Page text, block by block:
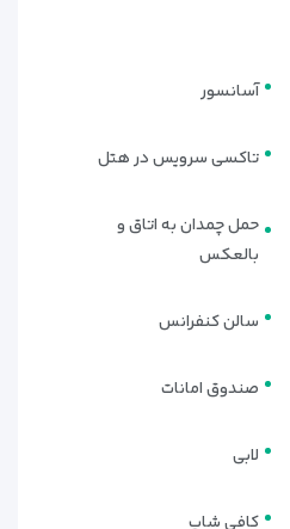
کامل و دکوراسیونی مدرن است که
تنوع در واحدهای اقامتی، هتل
میان گردشگران هستند. طراحی
سفر می‌کنید، اتاق‌های سه‌تخته
آسانسور
تاکسی سرویس در هتل
حمل چمدان به اتاق و
بالعکس
سالن کنفرانس
صندوق امانات
لابی
کافی شاپ